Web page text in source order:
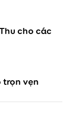
cho các
trọn vẹn